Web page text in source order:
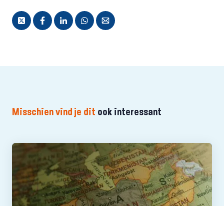
Misschien vind je dit ook interessant